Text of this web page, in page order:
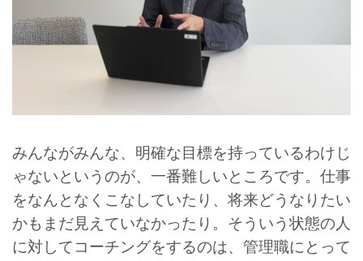
みんながみんな、明確な目標を持っているわけじ
ゃないというのが、一番難しいところです。仕事
をなんとなくこなしていたり、将来どうなりたい
かもまだ見えていなかったり。そういう状態の人
に対してコーチングをするのは、管理職にとって